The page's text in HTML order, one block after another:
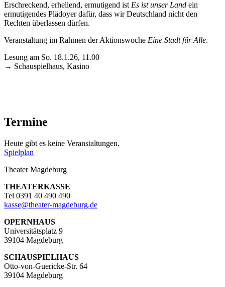
Erschreckend, erhellend, ermutigend ist Es ist unser Land ein
ermutigendes Plädoyer dafür, dass wir Deutschland nicht den
Rechten überlassen dürfen.
Veranstaltung im Rahmen der Aktionswoche Eine Stadt für Alle.
Lesung am So. 18.1.26, 11.00
→ Schauspielhaus, Kasino
Termine
Heute gibt es keine Veranstaltungen.
Spielplan
Theater Magdeburg
THEATERKASSE
Tel 0391 40 490 490
kasse@theater-magdeburg.de
OPERNHAUS
Universitätsplatz 9
39104 Magdeburg
SCHAUSPIELHAUS
Otto-von-Guericke-Str. 64
39104 Magdeburg